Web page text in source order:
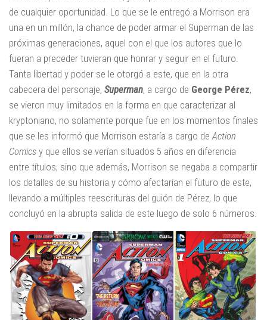
de cualquier oportunidad. Lo que se le entregó a Morrison era
una en un millón, la chance de poder armar el Superman de las
próximas generaciones, aquel con el que los autores que lo
fueran a preceder tuvieran que honrar y seguir en el futuro.
Tanta libertad y poder se le otorgó a este, que en la otra
cabecera del personaje, Superman, a cargo de George Pérez,
se vieron muy limitados en la forma en que caracterizar al
kryptoniano, no solamente porque fue en los momentos finales
que se les informó que Morrison estaría a cargo de Action
Comics y que ellos se verían situados 5 años en diferencia
entre títulos, sino que además, Morrison se negaba a compartir
los detalles de su historia y cómo afectarían el futuro de este,
llevando a múltiples reescrituras del guión de Pérez, lo que
concluyó en la abrupta salida de este luego de solo 6 números.